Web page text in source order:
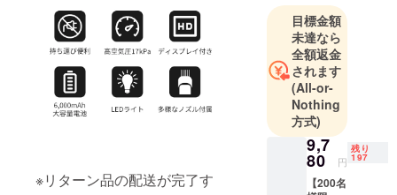
※リターン品の配送が完了す
、ワイヤレ
ス充電器ブ
ランド
「CHOETEC
H」など、最
先端のガ
ジェットブ
ランドを幅
広く取り
扱っており
目標金額
未達なら
全額返金
されます
(All-or-
Nothing
方式)
9,7
80 円
残り
197
【200名